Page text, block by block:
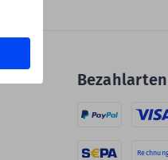
Bezahlarten